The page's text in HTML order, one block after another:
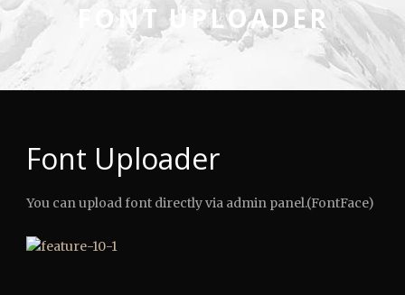
FONT UPLOADER
Font Uploader
You can upload font directly via admin panel.(FontFace)